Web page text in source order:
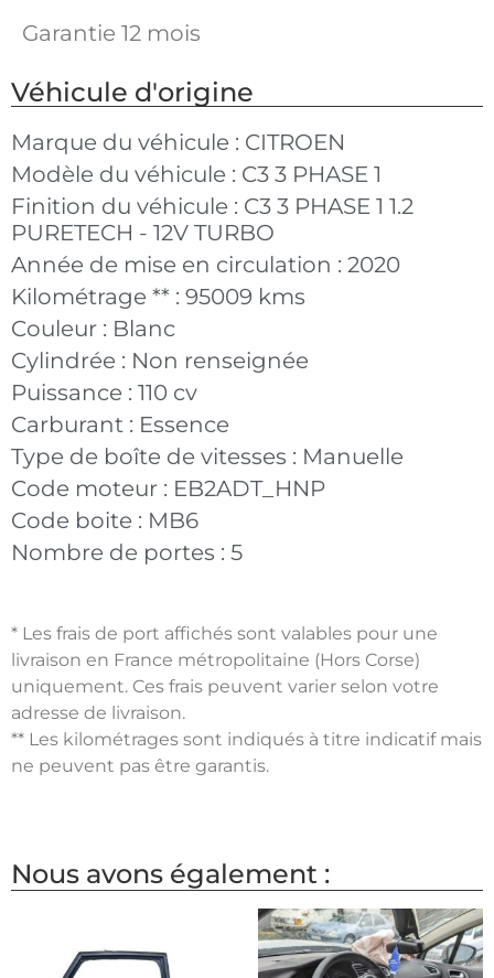
Garantie 12 mois
Véhicule d'origine
Marque du véhicule : CITROEN
Modèle du véhicule : C3 3 PHASE 1
Finition du véhicule : C3 3 PHASE 1 1.2
PURETECH - 12V TURBO
Année de mise en circulation : 2020
Kilométrage ** : 95009 kms
Couleur : Blanc
Cylindrée : Non renseignée
Puissance : 110 cv
Carburant : Essence
Type de boîte de vitesses : Manuelle
Code moteur : EB2ADT_HNP
Code boite : MB6
Nombre de portes : 5
* Les frais de port affichés sont valables pour une
livraison en France métropolitaine (Hors Corse)
uniquement. Ces frais peuvent varier selon votre
adresse de livraison.
** Les kilométrages sont indiqués à titre indicatif mais
ne peuvent pas être garantis.
Nous avons également :